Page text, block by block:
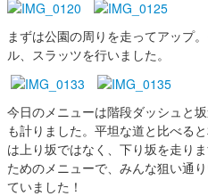
まずは公園の周りを走ってアップ
ル、スラッツを行いました。
今日のメニューは階段ダッシュと
も計りました。平坦な道と比べる
は上り坂ではなく、下り坂を走り
ためのメニューで、みんな狙い通
ていました！